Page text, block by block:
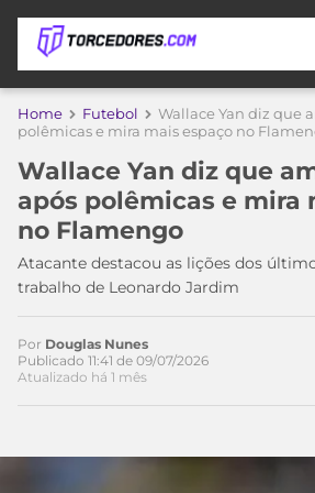
APOSTAS
DE
APOSTA
MELHORES
SITES
DE
APOSTAS
2026
COPA
DO
MUNDO
TIMES
MEU
TIME
CAMPEONATOS
Home Futebol
Wallace Yan diz que
polêmicas e mira mais espaço no
Wallace Yan diz que
após polêmicas e mira
no Flamengo
Atacante destacou as lições dos
trabalho de Leonardo Jardim
Por Douglas Nunes
Publicado 11:41 de 09/07/2026
Atualizado há 1 mês